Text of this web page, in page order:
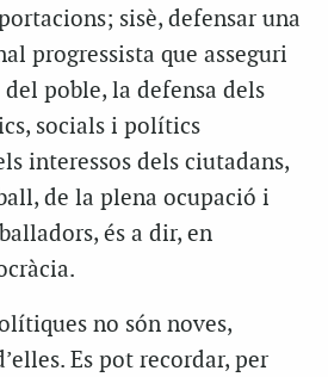
sisè, defensar una
progressista que asseguri
poble, la defensa dels
socials i polítics
interessos dels ciutadans,
de la plena ocupació i
és a dir, en
no són noves,
Es pot recordar, per